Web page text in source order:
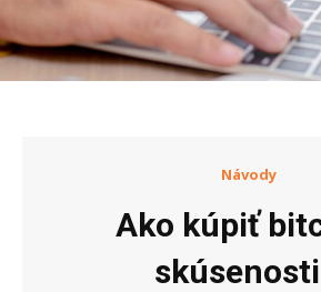
Návody
Ako kúpiť